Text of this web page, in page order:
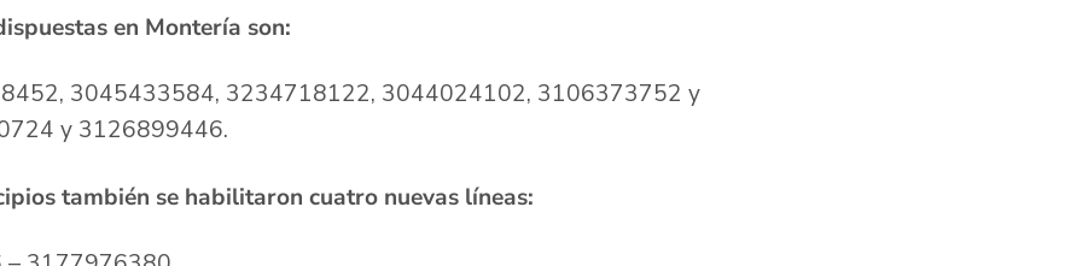
en Montería son:
3045433584, 3234718122, 3044024102, 3106373752 y
y 3126899446.
también se habilitaron cuatro nuevas líneas: